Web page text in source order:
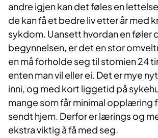
andre igjen kan det føles en
de kan få et bedre liv etter år med
sykdom. Uansett hvordan en føler
begynnelsen, er det en stor
en må forholde seg til stomien 24
enten man vil eller ei. Det er mye
inni, og med kort liggetid på
mange som får minimal opplæring
sendt hjem. Derfor er lærings og
ekstra viktig å få med seg.